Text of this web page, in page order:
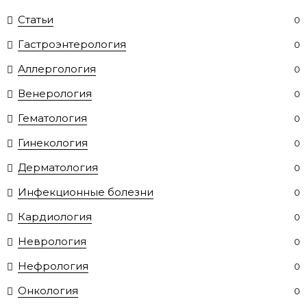
Статьи 0
Гастроэнтерология 0
Аллергология 0
Венерология 0
Гематология 0
Гинекология 0
Дерматология 0
Инфекционные болезни 0
Кардиология 0
Неврология 0
Нефрология 0
Онкология 0